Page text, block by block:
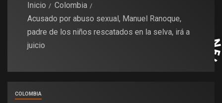
Inicio
Colombia
Acusado por abuso sexual, Manuel Ranoque,
padre de los niños rescatados en la selva, irá a
juicio
COLOMBIA